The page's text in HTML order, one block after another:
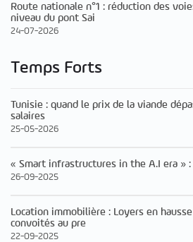
Route nationale n°1 : réduction des
niveau du pont Sai
24-07-2026
Temps Forts
Tunisie : quand le prix de la viande
salaires
25-05-2026
« Smart infrastructures in the A.I era »
26-09-2025
Location immobilière : Loyers en
convoités au pre
22-09-2025